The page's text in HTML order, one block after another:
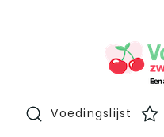
Voedingslijst